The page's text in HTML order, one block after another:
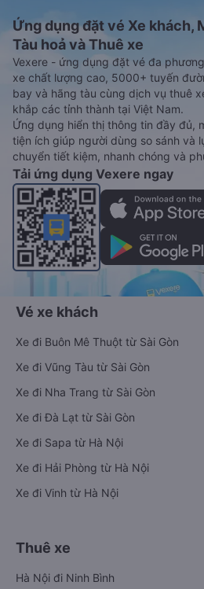
Ứng dụng đặt vé Xe khách,
Tàu hoả và Thuê xe
Vexere - ứng dụng đặt vé đa
xe chất lượng cao, 5000+ tuyến
bay và hãng tàu cùng dịch vụ thuê
khắp các tỉnh thành tại Việt Nam.
Ứng dụng hiển thị thông tin đầy đủ,
tiện ích giúp người dùng so sánh và
chuyển tiết kiệm, nhanh chóng và
Tải ứng dụng Vexere ngay
Vé xe khách
Xe đi Buôn Mê Thuột từ Sài Gòn
Xe đi Vũng Tàu từ Sài Gòn
Xe đi Nha Trang từ Sài Gòn
Xe đi Đà Lạt từ Sài Gòn
Xe đi Sapa từ Hà Nội
Xe đi Hải Phòng từ Hà Nội
Xe đi Vinh từ Hà Nội
Thuê xe
Hà Nội đi Ninh Bình